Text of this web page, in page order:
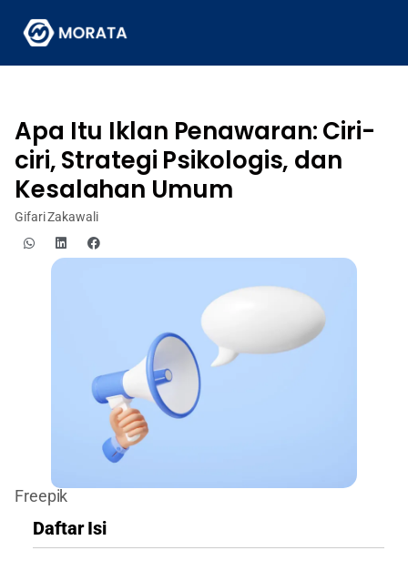
Apa Itu Iklan Penawaran: Ciri-
ciri, Strategi Psikologis, dan
Kesalahan Umum
Gifari Zakawali
Freepik
Daftar Isi